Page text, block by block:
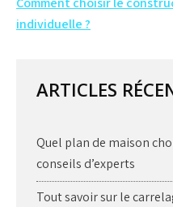
l’article
individuelle ?
ARTICLES
Quel plan de maison
conseils d’experts
Tout savoir sur le